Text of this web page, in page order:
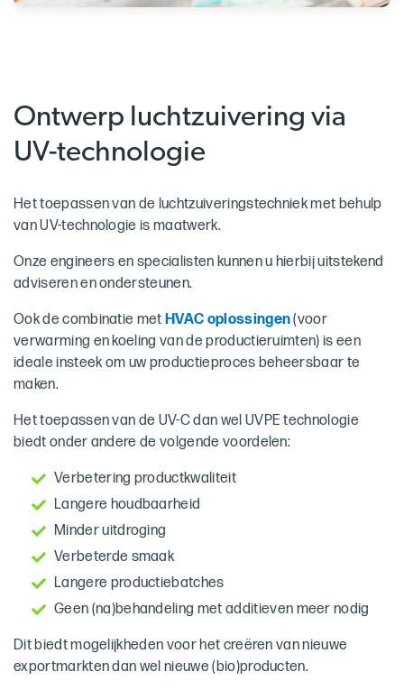
Ontwerp luchtzuivering via
UV-technologie
Het toepassen van de luchtzuiveringstechniek met behulp
van UV-technologie is maatwerk.
Onze engineers en specialisten kunnen u hierbij uitstekend
adviseren en ondersteunen.
Ook de combinatie met HVAC oplossingen(voor
verwarming en koeling van de productieruimten) is een
ideale insteek om uw productieproces beheersbaar te
maken.
Het toepassen van de UV-C dan wel UVPE technologie
biedt onder andere de volgende voordelen:
Verbetering productkwaliteit
Langere houdbaarheid
Minder uitdroging
Verbeterde smaak
Langere productiebatches
Geen (na)behandeling met additieven meer nodig
Dit biedt mogelijkheden voor het creëren van nieuwe
exportmarkten dan wel nieuwe (bio)producten.